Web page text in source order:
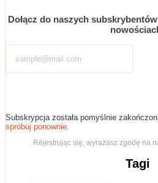
Dołącz do naszych
Subskrypcja została pomyślnie
spróbuj ponownie.
Rejestrując się, wyrażasz zgodę na
Tagi